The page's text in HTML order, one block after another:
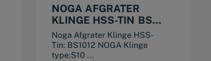
NOGA AFGRATER
KLINGE HSS-TIN BS
1012
Noga Afgrater Klinge HSS-
Tin: BS1012 NOGA Klinge
type:S10 ...